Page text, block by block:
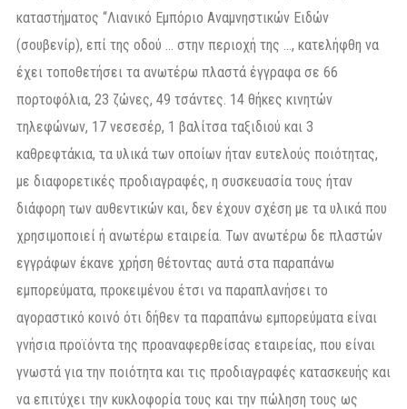
καταστήματος “Λιανικό Εμπόριο Αναμνηστικών Ειδών
(σουβενίρ), επί της οδού … στην περιοχή της …, κατελήφθη να
έχει τοποθετήσει τα ανωτέρω πλαστά έγγραφα σε 66
πορτοφόλια, 23 ζώνες, 49 τσάντες. 14 θήκες κινητών
τηλεφώνων, 17 νεσεσέρ, 1 βαλίτσα ταξιδιού και 3
καθρεφτάκια, τα υλικά των οποίων ήταν ευτελούς ποιότητας,
με διαφορετικές προδιαγραφές, η συσκευασία τους ήταν
διάφορη των αυθεντικών και, δεν έχουν σχέση με τα υλικά που
χρησιμοποιεί ή ανωτέρω εταιρεία. Των ανωτέρω δε πλαστών
εγγράφων έκανε χρήση θέτοντας αυτά στα παραπάνω
εμπορεύματα, προκειμένου έτσι να παραπλανήσει το
αγοραστικό κοινό ότι δήθεν τα παραπάνω εμπορεύματα είναι
γνήσια προϊόντα της προαναφερθείσας εταιρείας, που είναι
γνωστά για την ποιότητα και τις προδιαγραφές κατασκευής και
να επιτύχει την κυκλοφορία τους και την πώληση τους ως